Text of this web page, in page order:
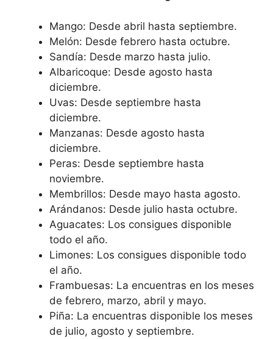
Mango: Desde abril hasta septiembre.
Melón: Desde febrero hasta octubre.
Sandía: Desde marzo hasta julio.
Albaricoque: Desde agosto hasta
diciembre.
Uvas: Desde septiembre hasta
diciembre.
Manzanas: Desde agosto hasta
diciembre.
Peras: Desde septiembre hasta
noviembre.
Membrillos: Desde mayo hasta agosto.
Arándanos: Desde julio hasta octubre.
Aguacates: Los consigues disponible
todo el año.
Limones: Los consigues disponible todo
el año.
Frambuesas: La encuentras en los meses
de febrero, marzo, abril y mayo.
Piña: La encuentras disponible los meses
de julio, agosto y septiembre.